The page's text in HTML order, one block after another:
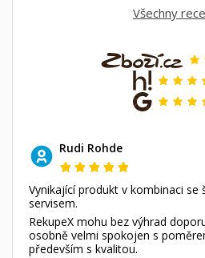
Všechny
Rudi Rohde
Vynikající produkt v kombinaci
servisem.
RekupeX mohu bez výhrad
osobně velmi spokojen s
především s kvalitou.